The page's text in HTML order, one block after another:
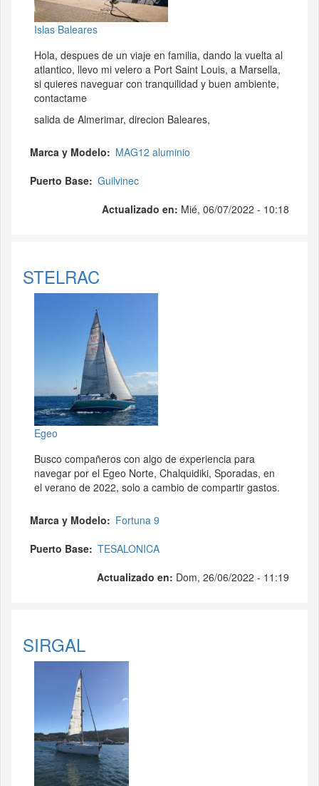
Islas Baleares
Hola, despues de un viaje en familia, dando la vuelta al
atlantico, llevo mi velero a Port Saint Louis, a Marsella,
si quieres naveguar con tranquilidad y buen ambiente,
contactame
salida de Almerimar, direcion Baleares,
Marca y Modelo
MAG12 aluminio
Puerto Base Guilvinec
Actualizado en: Mié, 06/07/2022 - 10:18
STELRAC
Egeo
Busco compañeros con algo de experiencia para
navegar por el Egeo Norte, Chalquidiki, Sporadas, en
el verano de 2022, solo a cambio de compartir gastos.
Marca y Modelo
Fortuna 9
Puerto Base TESALONICA
Actualizado en: Dom, 26/06/2022 - 11:19
SIRGAL